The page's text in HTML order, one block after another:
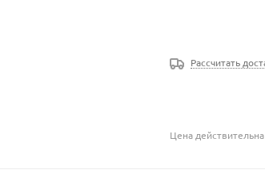
Рассчитать
Цена